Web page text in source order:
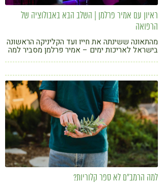
ראיון עם אמיר פרלמן | השלב הבא באבולוציה של
הרפואה
מהתאונה ששינתה את חייו ועד הקליניקה הראשונה
בישראל לאריכות ימים – אמיר פרלמן מסביר למה
למה הרמב"ם לא ספר קלוריות?